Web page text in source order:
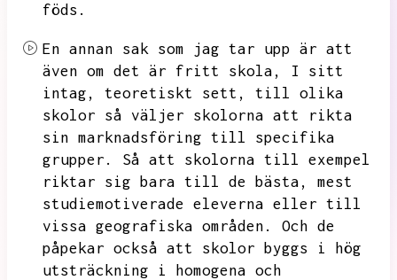
föds.
En annan sak som jag tar upp är att
även om det är fritt skola,
I sitt
intag,
teoretiskt sett,
till olika
skolor så väljer skolorna att rikta
sin marknadsföring till specifika
grupper.
Så att skolorna till exempel
riktar sig bara till de bästa,
mest
studiemotiverade eleverna eller till
vissa geografiska områden.
Och de
påpekar också att skolor byggs i hög
utsträckning i homogena och